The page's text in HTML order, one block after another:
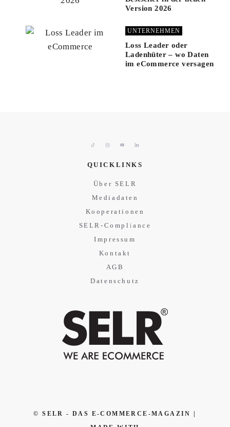
Version 2026
UNTERNEHMEN
Loss Leader oder
Ladenhüter – wo Daten
im eCommerce versagen
QUICKLINKS
Über SELR
Mediadaten
Kooperationen
SELR-Compliance
Impressum
Kontakt
AGB
Datenschutz
© SELR - DAS E-COMMERCE-MAGAZIN |